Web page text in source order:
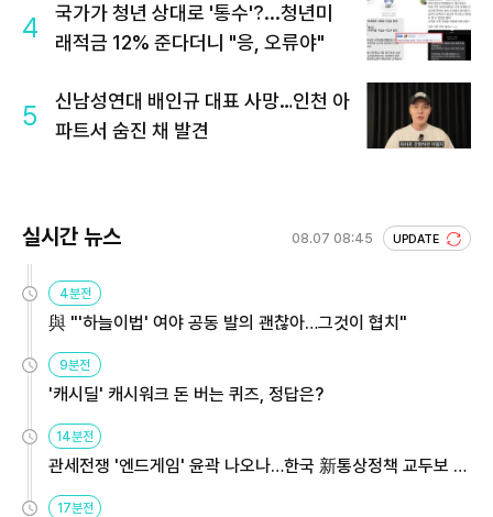
4
국가가 청년 상대로 '통수'?...청년미
래적금 12% 준다더니 "응, 오류야"
5
신남성연대 배인규 대표 사망…인천 아
파트서 숨진 채 발견
실시간 뉴스 08.07 08:45 UPDATE
4분전
與 "'하늘이법' 여야 공동 발의 괜찮아…그것이 협치"
9분전
'캐시딜' 캐시워크 돈 버는 퀴즈, 정답은?
14분전
관세전쟁 '엔드게임' 윤곽 나오나…한국 新통상정책 교두보 활
용해야
17분전